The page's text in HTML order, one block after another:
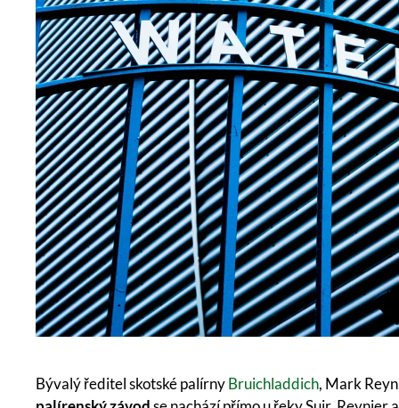
Bývalý ředitel skotské palírnyBruichladdich, Mark